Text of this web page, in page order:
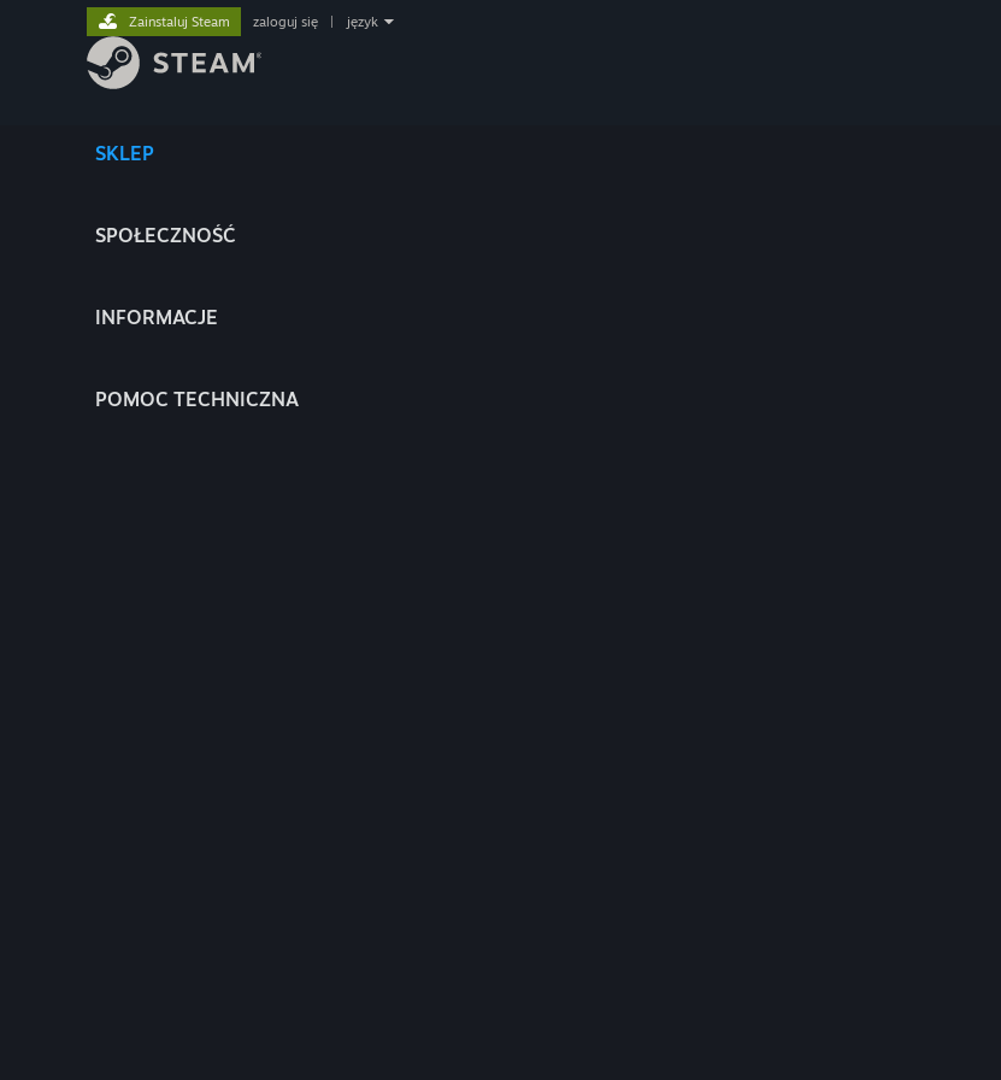
SKLEP
SPOŁECZNOŚĆ
INFORMACJE
POMOC TECHNICZNA
Zainstaluj Steam zaloguj się język